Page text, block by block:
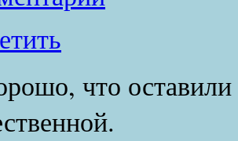
что оставили